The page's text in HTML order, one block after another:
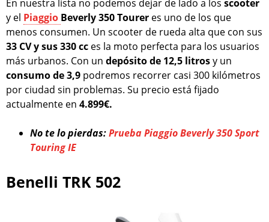
En nuestra lista no podemos dejar de lado a los scooter
y el Piaggio Beverly 350 Tourer es uno de los que
menos consumen. Un scooter de rueda alta que con sus
33 CV y sus 330 cc es la moto perfecta para los usuarios
más urbanos. Con un depósito de 12,5 litrosy un
consumo de 3,9 podremos recorrer casi 300 kilómetros
por ciudad sin problemas. Su precio está fijado
actualmente en 4.899€.
No te lo pierdas:Prueba Piaggio Beverly 350 Sport
Touring IE
Benelli TRK 502